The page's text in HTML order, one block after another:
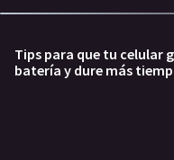
Tips para que tu celular
batería y dure más